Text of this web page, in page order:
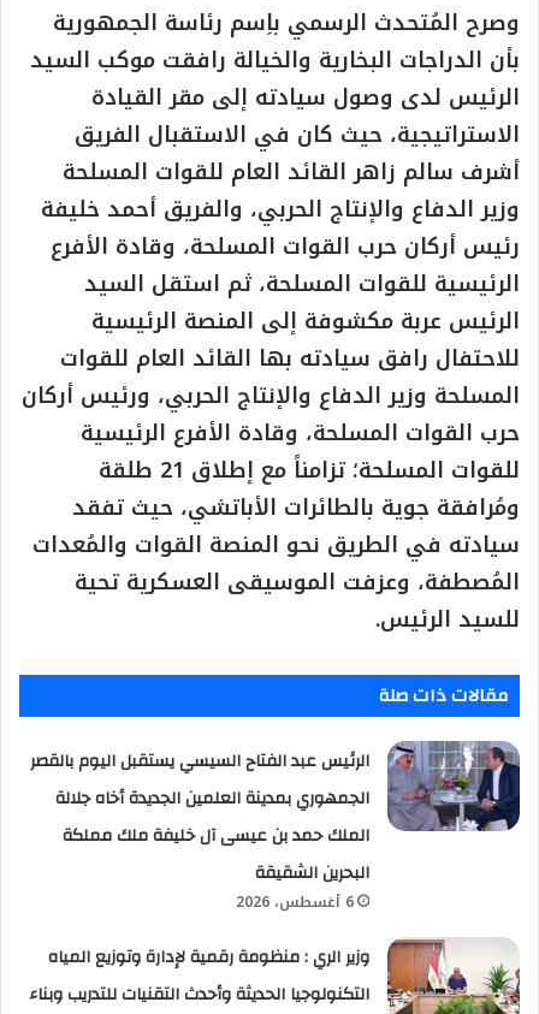
وصرح المُتحدث الرسمي باِسم رئاسة الجمهورية
بأن الدراجات البخارية والخيالة رافقت موكب السيد
الرئيس لدى وصول سيادته إلى مقر القيادة
الاستراتيجية، حيث كان في الاستقبال الفريق
أشرف سالم زاهر القائد العام للقوات المسلحة
وزير الدفاع والإنتاج الحربي، والفريق أحمد خليفة
رئيس أركان حرب القوات المسلحة، وقادة الأفرع
الرئيسية للقوات المسلحة، ثم استقل السيد
الرئيس عربة مكشوفة إلى المنصة الرئيسية
للاحتفال رافق سيادته بها القائد العام للقوات
المسلحة وزير الدفاع والإنتاج الحربي، ورئيس أركان
حرب القوات المسلحة، وقادة الأفرع الرئيسية
للقوات المسلحة؛ تزامناً مع إطلاق 21 طلقة
ومُرافقة جوية بالطائرات الأباتشي، حيث تفقد
سيادته في الطريق نحو المنصة القوات والمُعدات
المُصطفة، وعزفت الموسيقى العسكرية تحية
للسيد الرئيس.
مقالات ذات صلة
الرئيس عبد الفتاح السيسي يستقبل اليوم بالقصر
الجمهوري بمدينة العلمين الجديدة أخاه جلالة
الملك حمد بن عيسى آل خليفة ملك مملكة
البحرين الشقيقة
6 أغسطس، 2026
وزير الري : منظومة رقمية لإدارة وتوزيع المياه
التكنولوجيا الحديثة وأحدث التقنيات للتدريب وبناء